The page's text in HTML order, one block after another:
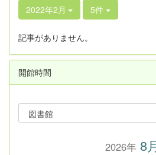
2022年2月 5件
記事がありません。
開館時間
2026年8